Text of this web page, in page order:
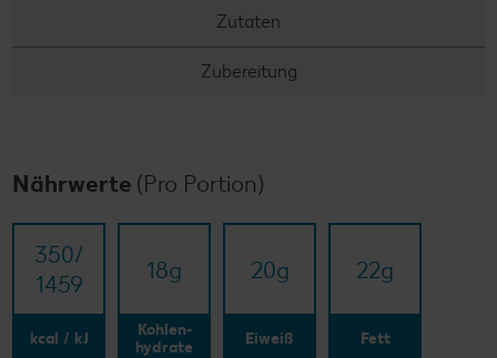
Zutaten
Zubereitung
Nährwerte (Pro Portion)
350/​
1459
kcal / kJ
18g
Kohlen-
hydrate
20g
Eiweiß
22g
Fett